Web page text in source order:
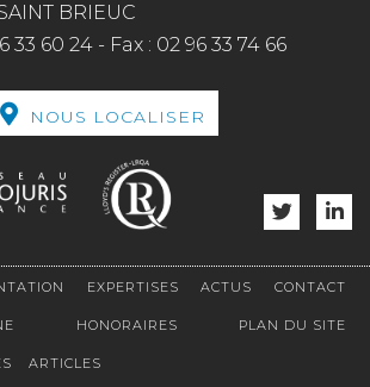
BRIEUC
33 60 24 - Fax : 02 96 33 74 66
NOUS LOCALISER
EXPERTISES ACTUS CONTACT
HONORAIRES PLAN DU SITE
ARTICLES